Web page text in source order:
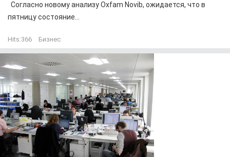
Согласно новому анализу Oxfam Novib, ожидается, что в
пятницу состояние...
Hits:366 Бизнес